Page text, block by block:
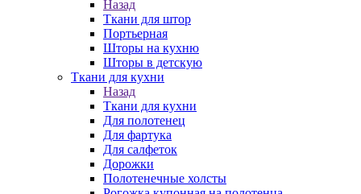
Назад
Ткани для штор
Портьерная
Шторы на кухню
Шторы в детскую
Ткани для кухни
Назад
Ткани для кухни
Для полотенец
Для фартука
Для салфеток
Дорожки
Полотенечные холсты